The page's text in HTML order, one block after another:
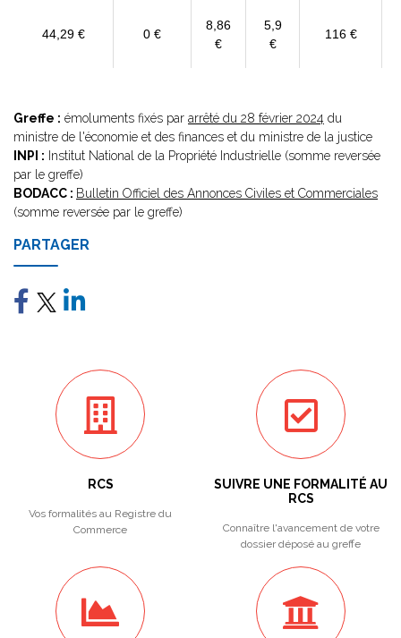
44,29 € 0 €
8,86
€
5,9
€
116 €
Greffe : émoluments fixés par arrêté du 28 février 2024 du
ministre de l'économie et des finances et du ministre de la justice
INPI : Institut National de la Propriété Industrielle (somme reversée
par le greffe)
BODACC : Bulletin Officiel des Annonces Civiles et Commerciales
(somme reversée par le greffe)
PARTAGER
RCS
Vos formalités au Registre du
Commerce
SUIVRE UNE FORMALITÉ AU
RCS
Connaître l'avancement de votre
dossier déposé au greffe